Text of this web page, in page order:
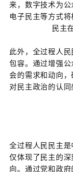
来，数字技术为公
电子民主等方式
民主
此外，全过程人
包容。通过增强
会的需求和动向
对民主政治的认
全过程人民民主
仅体现了民主的
向。通过党和政